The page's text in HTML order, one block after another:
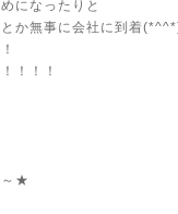
になったりと
か無事に会社に到着
！！！
～★